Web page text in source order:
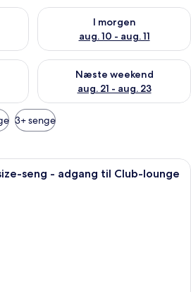
aug. 9 - aug. 10
I morgen
aug. 10 - aug. 11
Tjek tilgængelighed for i
weekend aug. 14 - aug. 16
Næste weekend
aug. 21 - aug. 23
Tjek tilgængelighed for næste
3+ senge
Et hotelværelse med en stor seng,
seng - adgang til Club-lounge